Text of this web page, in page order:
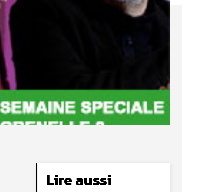
Lire aussi